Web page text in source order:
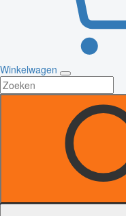
Winkelwagen